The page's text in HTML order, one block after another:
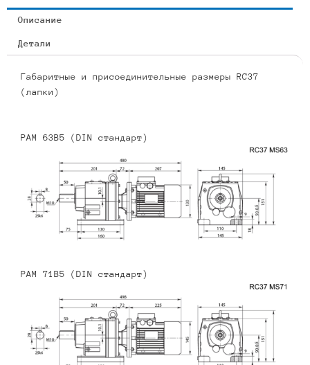
324-
2.2Описание
Детали
Габаритные и присоединительные размеры RC37
(лапки)
PAM 63B5 (DIN стандарт)
PAM 71B5 (DIN стандарт)